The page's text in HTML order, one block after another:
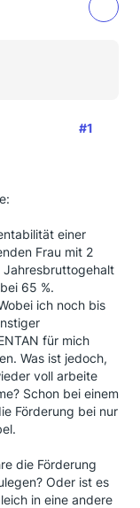
#1
einer
Frau mit 2
Jahresbruttogehalt
65 %.
ich noch bis
für mich
Was ist jedoch,
voll arbeite
Schon bei einem
Förderung bei nur
die Förderung
Oder ist es
in eine andere